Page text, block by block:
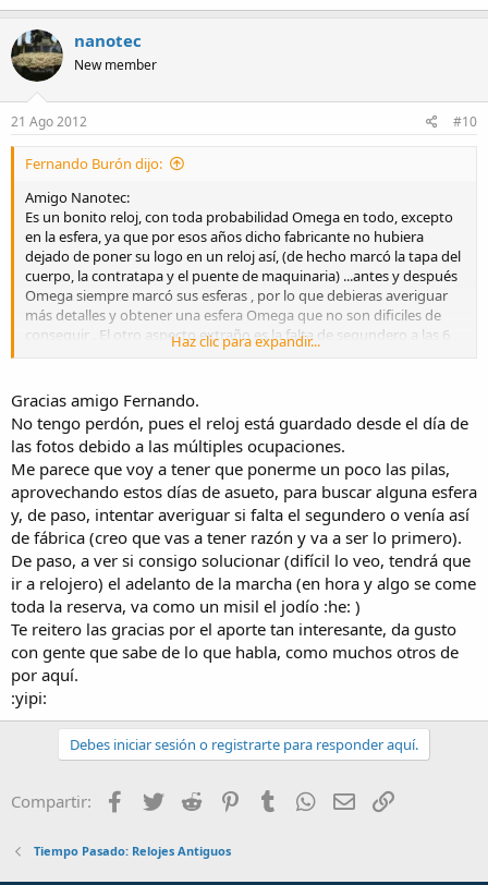
nanotec
New member
21 Ago 2012 #10
Fernando Burón dijo:
Amigo Nanotec:
Es un bonito reloj, con toda probabilidad Omega en todo, excepto
en la esfera, ya que por esos años dicho fabricante no hubiera
dejado de poner su logo en un reloj así, (de hecho marcó la tapa del
cuerpo, la contratapa y el puente de maquinaria) ...antes y después
Omega siempre marcó sus esferas , por lo que debieras averiguar
más detalles y obtener una esfera Omega que no son dificiles de
conseguir . El otro aspecto extraño es la falta de segundero a las 6 ,
como era usual en esos modelos y años, tal vez tu relojero pudiera
en cuyo caso sería un modelo muy especial de Omega , sin
segundero.
En cuanto a lo de Grand Prix , se refiere al calibre de Omega que en
ese caso fue galardonado en la exposición internacional de Relojes
de Paris en 1900, citas en las que se premiaba los mejores relojes
según distintas categorías.llas casas relojeras usaban un mismo
calibre por muchos años .
Saludos
Haz clic para expandir...
Gracias amigo Fernando.
No tengo perdón, pues el reloj está guardado desde el día de
las fotos debido a las múltiples ocupaciones.
Me parece que voy a tener que ponerme un poco las pilas,
aprovechando estos días de asueto, para buscar alguna esfera
y, de paso, intentar averiguar si falta el segundero o venía así
de fábrica (creo que vas a tener razón y va a ser lo primero).
De paso, a ver si consigo solucionar (difícil lo veo, tendrá que
ir a relojero) el adelanto de la marcha (en hora y algo se come
toda la reserva, va como un misil el jodío :he: )
Te reitero las gracias por el aporte tan interesante, da gusto
con gente que sabe de lo que habla, como muchos otros de
por aquí.
:yipi:
Debes iniciar sesión o registrarte para responder aquí.
Compartir: Facebook
Twitter Reddit PinterestTumblrWhatsApp
Email
Tiempo Pasado: Relojes Antiguos